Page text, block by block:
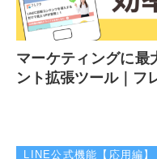
マーケティングに最
ント拡張ツール｜フ
LINE公式機能【応用編】